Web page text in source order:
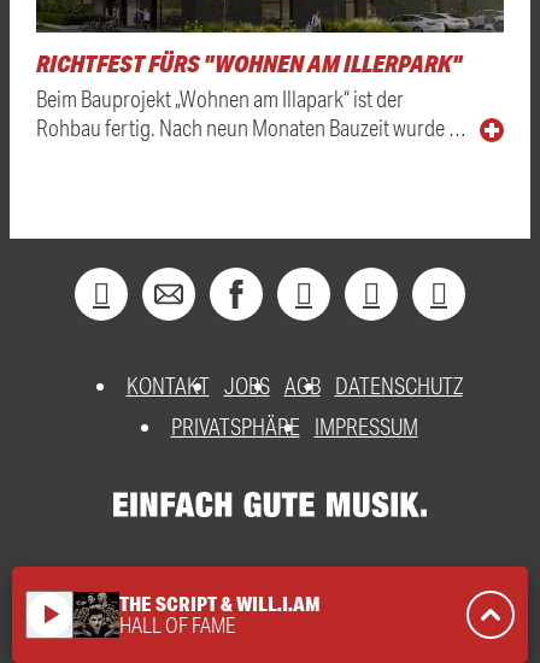
RICHTFEST FÜRS "WOHNEN AM ILLERPARK"
Beim Bauprojekt „Wohnen am Illapark“ ist der
Rohbau fertig. Nach neun Monaten Bauzeit wurde …
KONTAKT JOBS AGB DATENSCHUTZ
PRIVATSPHÄRE
IMPRESSUM
play_arrow THE SCRIPT & WILL.I.AM
HALL OF FAME